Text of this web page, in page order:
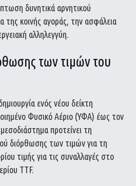
δυνητικά αρνητικού
της κοινής αγοράς, την ασφάλεια
αλληλεγγύη.
των τιμών του
ενός νέου δείκτη
Φυσικό Αέριο (ΥΦΑ) έως τον
προτείνει τη
διόρθωσης των τιμών για τη
τιμής για τις συναλλαγές στο
TTF.